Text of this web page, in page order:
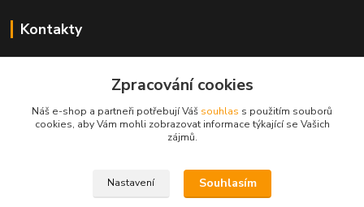
Kontakty
PO-PÁ / 9-17 hod, SO 10-12 hod
info@rapid-autohifi.com
Zpracování cookies
Náš e-shop a partneři potřebují Váš souhlas s použitím souborů
cookies, aby Vám mohli zobrazovat informace týkající se Vašich
zájmů.
Nastavení Souhlasím